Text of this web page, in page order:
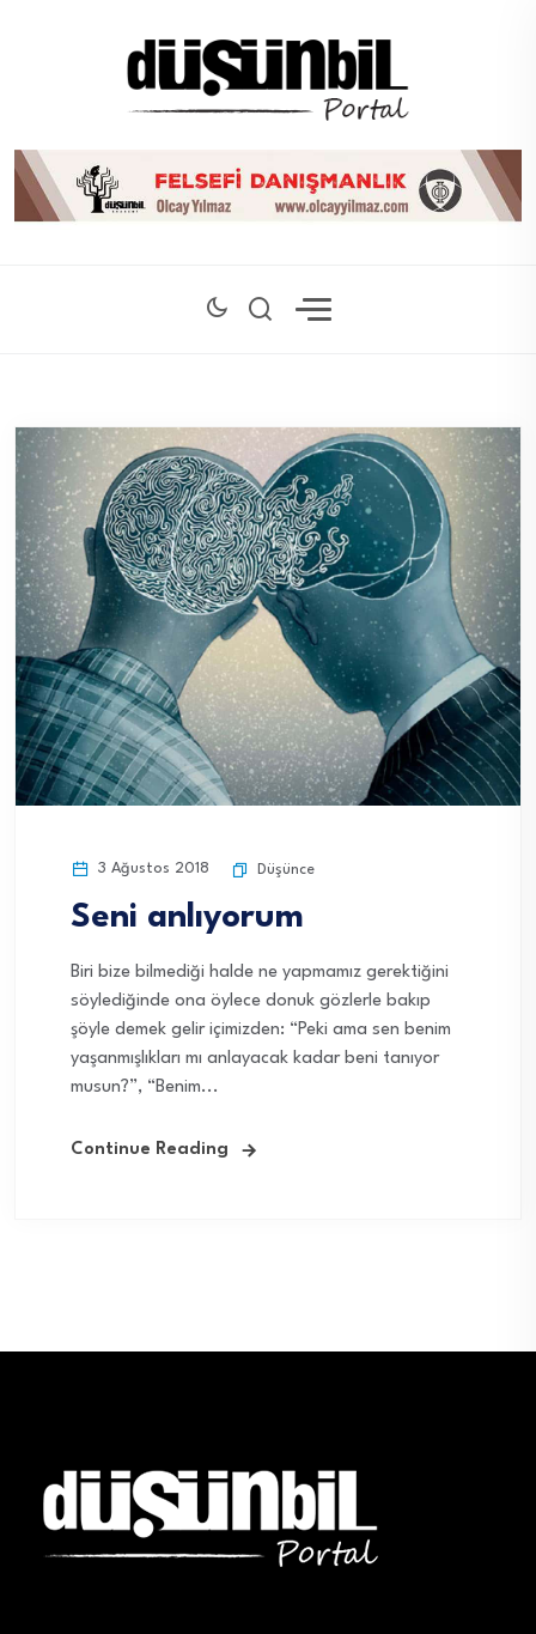
3 Ağustos 2018 Düşünce
Seni anlıyorum
Biri bize bilmediği halde ne yapmamız gerektiğini
söylediğinde ona öylece donuk gözlerle bakıp
şöyle demek gelir içimizden: “Peki ama sen benim
yaşanmışlıkları mı anlayacak kadar beni tanıyor
musun?”, “Benim...
Continue Reading